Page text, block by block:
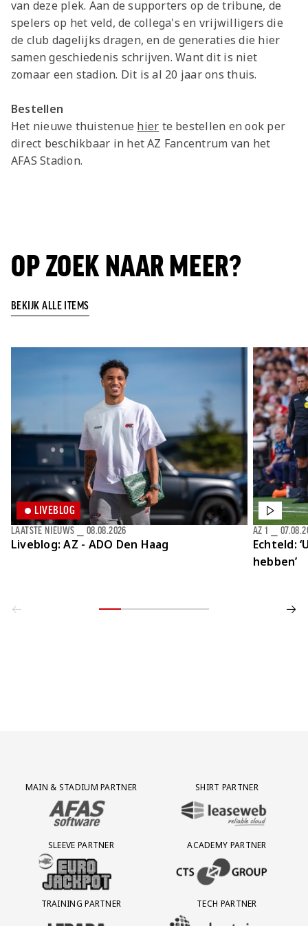
van deze plek. Aan de supporters op de tribune, de
spelers op het veld, de collega's en vrijwilligers die
de club dagelijks dragen, en de generaties die hier
samen geschiedenis schrijven. Want dit is niet
zomaar een stadion. Dit is al 20 jaar ons thuis.
Bestellen
Het nieuwe thuistenue hier te bestellen en ook per
direct beschikbaar in het AZ Fancentrum van het
AFAS Stadion.
OP ZOEK NAAR MEER?
BEKIJK ALLE ITEMS
Liveblog: AZ - ADO Den Haag
LAATSTE NIEUWS 08.08.2026
LIVEBLOG
Echteld:
hebben’
AZ 1
Partner Logos Grid
MAIN & STADIUM PARTNER
BEZOEK ONZE MAIN & STADIUM PARTNER AFAS SOFTWARE
SHIRT PARTNER
BEZOEK ONZE SHIRT PARTNER
SLEEVE PARTNER
BEZOEK ONZE SLEEVE PARTNER EUROJACKPOT
ACADEMY PARTNER
BEZOEK ONZE ACADEMY
TRAINING PARTNER
BEZOEK ONZE TRAINING PARTNER LEBARA
TECH PARTNER
BEZOEK ONZE TECH PARTNER